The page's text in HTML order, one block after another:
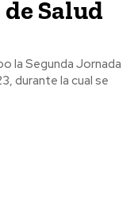
Salud
la Segunda Jornada
durante la cual se